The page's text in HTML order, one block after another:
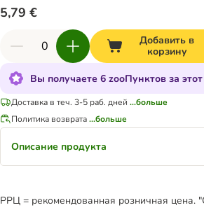
5,79 €
Добавить в
корзину
Вы получаете 6 zooПунктов за
Доставка в теч. 3-5 раб. дней ...больше
Политика возврата...больше
Описание продукта
РРЦ = рекомендованная розничная цена.